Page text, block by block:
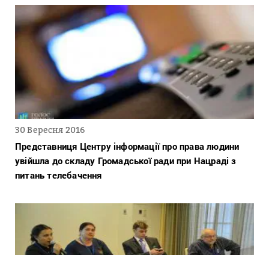
30 Вересня 2016
Представниця Центру інформації про права людини
увійшла до складу Громадської ради при Нацраді з
питань телебачення